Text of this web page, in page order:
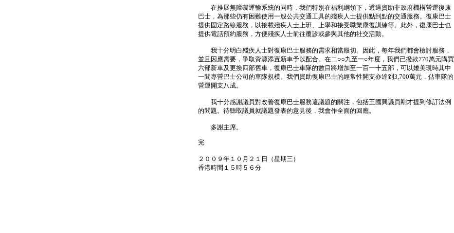
在推展無障礙運輸系統的同時，我們特別在福利綱領下，透過資助非政府機構營運復康
巴士，為那些仍有困難使用一般公共交通工具的殘疾人士提供點到點的交通服務。復康巴士
提供固定路線服務，以接載殘疾人士上班、上學和接受職業康復訓練等。此外，復康巴士也
提供電話預約服務，方便殘疾人士前往覆診或參與其他的社交活動。
我十分明白殘疾人士對復康巴士服務的需求相當殷切。因此，每年我們都會檢討服務，
並且因應需要，爭取資源添置新車予以配合。在二○○九至一○年度，我們已撥款770萬元購買
六部新車及更換四部舊車，復康巴士車隊的數目將增加至一百一十五部，可以媲美現時其中
一間專營巴士公司的車隊規模。我們資助復康巴士的經常性開支亦達到3,700萬元，佔車隊的
營運開支八成。
我十分感謝議員對改善復康巴士服務這議題的關注，包括王國興議員剛才提到修訂法例
的問題。待聽取議員就議題發表的意見後，我會作全面的回應。
多謝主席。
完
２００９年１０月２１日（星期三）
香港時間１５時５６分